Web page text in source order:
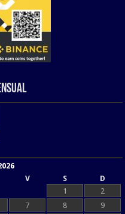
V S
D
1
2
7 8
9